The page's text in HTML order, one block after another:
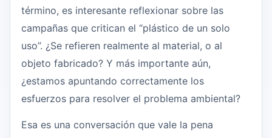
término, es interesante reflexionar sobre las
campañas que critican el “plástico de un solo
uso”. ¿Se refieren realmente al material, o al
objeto fabricado? Y más importante aún,
¿estamos apuntando correctamente los
esfuerzos para resolver el problema ambiental?
Esa es una conversación que vale la pena